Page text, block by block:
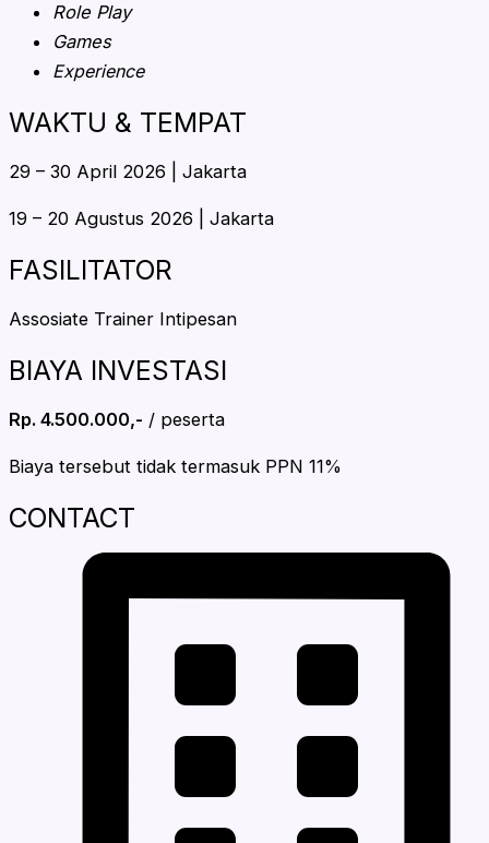
Role Play
Games
Experience
WAKTU & TEMPAT
29 – 30 April 2026 | Jakarta
19 – 20 Agustus 2026 | Jakarta
FASILITATOR
Assosiate Trainer Intipesan
BIAYA INVESTASI
Rp. 4.500.000,- / peserta
Biaya tersebut tidak termasuk PPN 11%
CONTACT